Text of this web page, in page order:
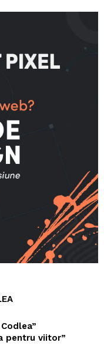
pentru viitor”